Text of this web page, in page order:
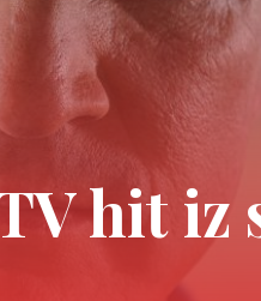
hit iz